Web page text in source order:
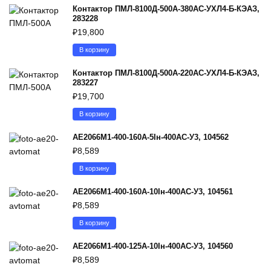
Контактор ПМЛ-8100Д-500А-380AC-УХЛ4-Б-КЭАЗ,
283228
₽19,800
В корзину
Контактор ПМЛ-8100Д-500А-220AC-УХЛ4-Б-КЭАЗ,
283227
₽19,700
В корзину
АЕ2066М1-400-160А-5Iн-400AC-У3, 104562
₽8,589
В корзину
АЕ2066М1-400-160А-10Iн-400AC-У3, 104561
₽8,589
В корзину
АЕ2066М1-400-125А-10Iн-400AC-У3, 104560
₽8,589